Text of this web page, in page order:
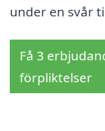
under en svår
Få 3
förpliktelser